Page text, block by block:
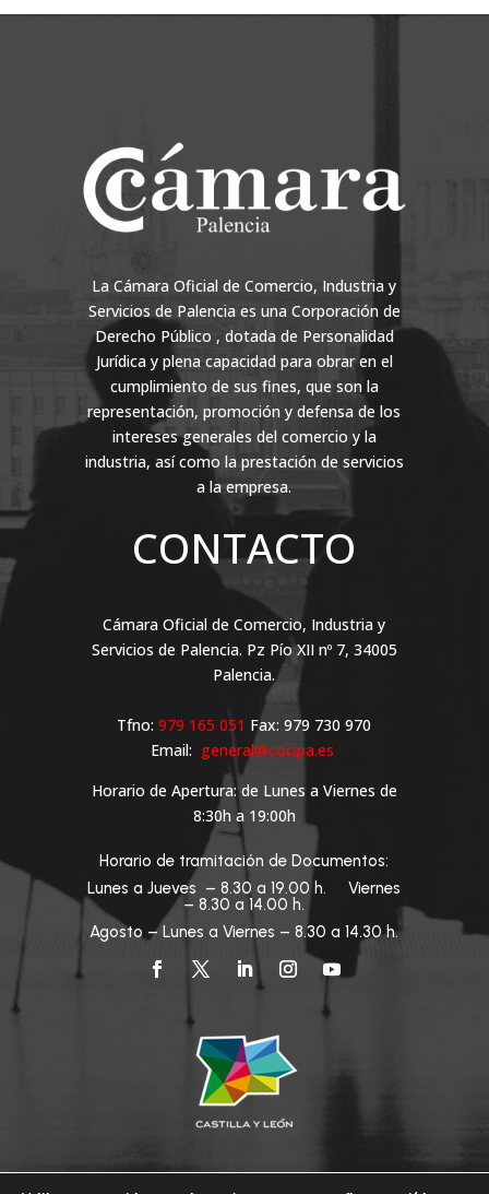
La Cámara Oficial de Comercio, Industria y
Servicios de Palencia es una Corporación de
Derecho Público , dotada de Personalidad
Jurídica y plena capacidad para obrar en el
cumplimiento de sus fines, que son la
representación, promoción y defensa de los
intereses generales del comercio y la
industria, así como la prestación de servicios
a la empresa.
CONTACTO
Cámara Oficial de Comercio, Industria y
Servicios de Palencia. Pz Pío XII nº 7, 34005
Palencia.
Tfno:979 165 051 Fax: 979 730 970
Email: general@cocipa.es
Horario de Apertura: de Lunes a Viernes de
8:30h a 19:00h
Horario de tramitación de Documentos:
Lunes a Jueves – 8.30 a 19.00 h. Viernes
– 8.30 a 14.00 h.
Agosto – Lunes a Viernes – 8.30 a 14.30 h.